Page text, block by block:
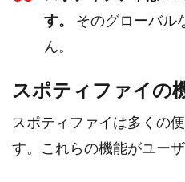
す。
そのグローバル
ん。
スポティファイの
スポティファイは多くの
す。これらの機能がユー